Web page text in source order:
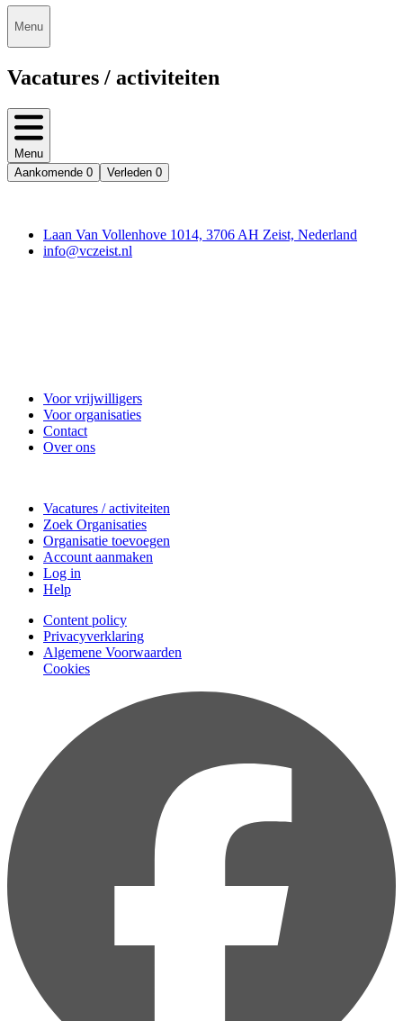
Menu
Vacatures / activiteiten
Menu
Aankomende 0 Verleden 0
Laan Van Vollenhove 1014, 3706 AH Zeist, Nederland
info@vczeist.nl
Voor vrijwilligers
Voor organisaties
Contact
Over ons
Vacatures / activiteiten
Zoek Organisaties
Organisatie toevoegen
Account aanmaken
Log in
Help
Content policy
Privacyverklaring
Algemene Voorwaarden
Cookies